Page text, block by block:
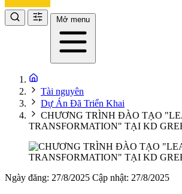
Mở menu
Tài nguyên
Dự Án Đã Triển Khai
CHƯƠNG TRÌNH ĐÀO TẠO
TRANSFORMATION" TẠI KD
Ngày đăng: 27/8/2025 Cập nhật: 27/8/2025